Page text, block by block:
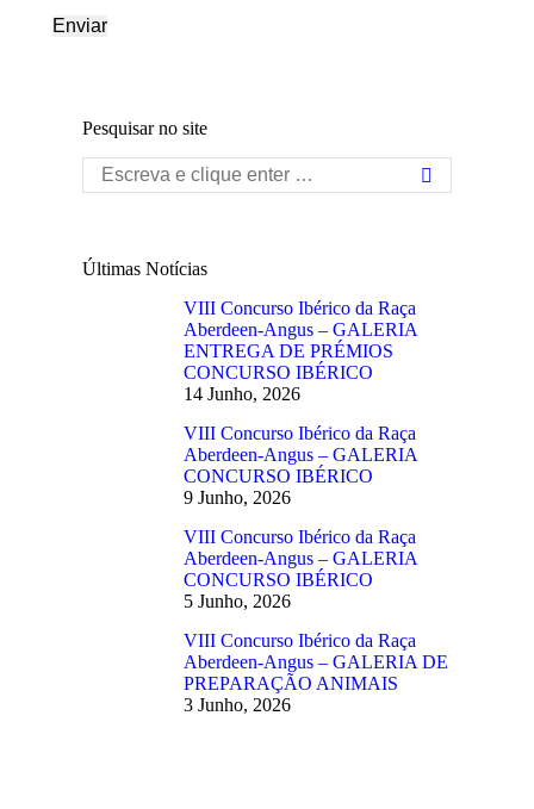
Pesquisar no site
Search:
Últimas Notícias
VIII Concurso Ibérico da Raça
Aberdeen-Angus – GALERIA
ENTREGA DE PRÉMIOS
CONCURSO IBÉRICO
14 Junho, 2026
VIII Concurso Ibérico da Raça
Aberdeen-Angus – GALERIA
CONCURSO IBÉRICO
9 Junho, 2026
VIII Concurso Ibérico da Raça
Aberdeen-Angus – GALERIA
CONCURSO IBÉRICO
5 Junho, 2026
VIII Concurso Ibérico da Raça
Aberdeen-Angus – GALERIA DE
PREPARAÇÃO ANIMAIS
3 Junho, 2026